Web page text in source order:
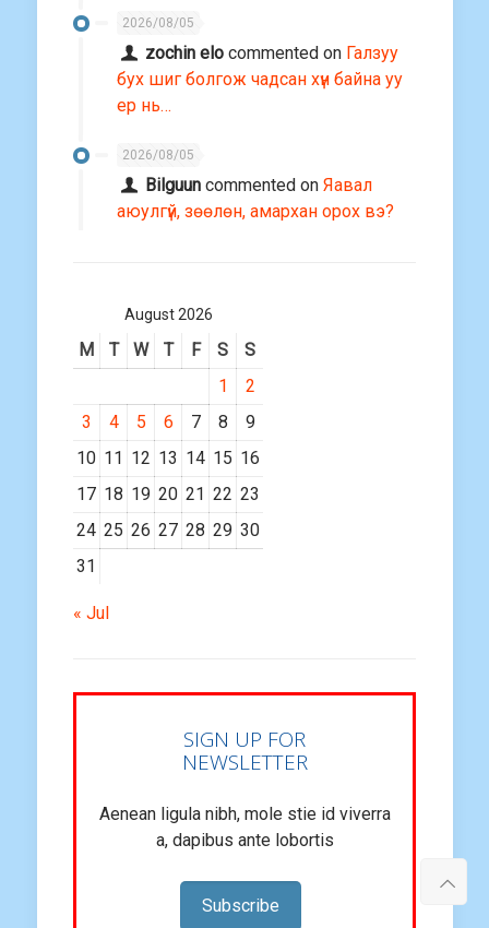
2026/08/05
zochin elo commented on Галзуу
бух шиг болгож чадсан хүн байна уу
ер нь…
2026/08/05
Bilguun commented onЯавал
аюулгүй, зөөлөн, амархан орох вэ?
August 2026
M T W T F S
S
1
2
3
4 5 6 7 8
9
10 11 12 13 14 15 16
17 18 19 20 21 22 23
24 25 26 27 28 29 30
31
« Jul
SIGN UP FOR
NEWSLETTER
Aenean ligula nibh, mole stie id viverra
a, dapibus ante lobortis
Subscribe